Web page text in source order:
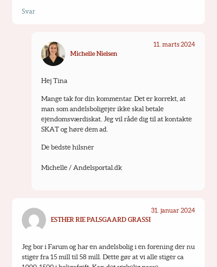
Svar
Michelle Nielsen
11. marts 2024
Hej Tina
Mange tak for din kommentar. Det er korrekt, at
man som andelsboligejer ikke skal betale
ejendomsværdiskat. Jeg vil råde dig til at kontakte
SKAT og høre dem ad.
De bedste hilsner
Michelle / Andelsportal.dk
ESTHER RIE PALSGAARD GRASSI
31. januar 2024
Jeg bor i Farum og har en andelsbolig i en forening der nu
stiger fra 15 mill til 58 mill. Dette gør at vi alle stiger ca